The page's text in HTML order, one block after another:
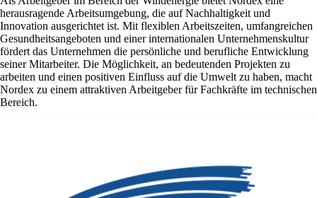
herausragende Arbeitsumgebung, die auf Nachhaltigkeit und
Innovation ausgerichtet ist. Mit flexiblen Arbeitszeiten, umfangreichen
Gesundheitsangeboten und einer internationalen Unternehmenskultur
fördert das Unternehmen die persönliche und berufliche Entwicklung
seiner Mitarbeiter. Die Möglichkeit, an bedeutenden Projekten zu
arbeiten und einen positiven Einfluss auf die Umwelt zu haben, macht
Nordex zu einem attraktiven Arbeitgeber für Fachkräfte im technischen
Bereich.